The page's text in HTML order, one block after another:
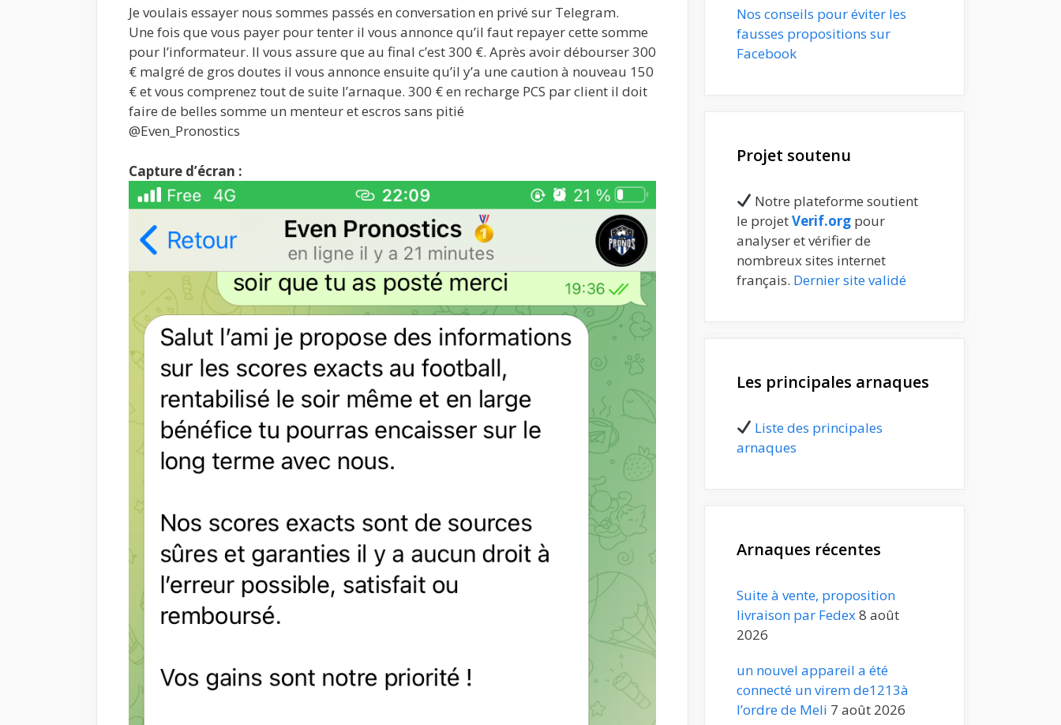
Je voulais essayer nous sommes passés en conversation en privé sur Telegram.
Une fois que vous payer pour tenter il vous annonce qu’il faut repayer cette somme
pour l’informateur. Il vous assure que au final c’est 300 €. Après avoir débourser 300
€ malgré de gros doutes il vous annonce ensuite qu’il y’a une caution à nouveau 150
€ et vous comprenez tout de suite l’arnaque. 300 € en recharge PCS par client il doit
faire de belles somme un menteur et escros sans pitié
@Even_Pronostics
Capture d’écran :
Nos conseils pour éviter les
fausses propositions sur
Facebook
Projet soutenu
Notre plateforme soutient
le projetVerif.org pour
analyser et vérifier de
nombreux sites internet
français. Dernier site validé
Les principales arnaques
Liste des principales
arnaques
Arnaques récentes
Suite à vente, proposition
livraison par Fedex8 août
2026
un nouvel appareil a été
connecté un virem de1213à
l’ordre de Meli 7 août 2026